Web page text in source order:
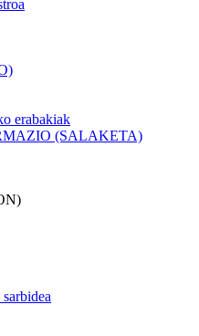
erabakiak
(SALAKETA)